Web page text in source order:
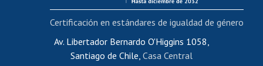
Bienestar del personal
Portal de movilidad interna
Certificado de renta
Certificado de renta honorarios
Av. Libertador Bernardo O'Higgins 1058,
Santiago de Chile, Casa Central
Certificación en estándares de igualdad de género